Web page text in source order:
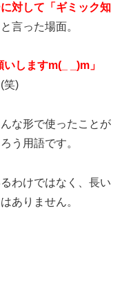
対して「ギミック知
と言った場面。
しますm(_ _)m」
笑)
な形で使ったことが
う用語です。
わけではなく、長い
ありません。